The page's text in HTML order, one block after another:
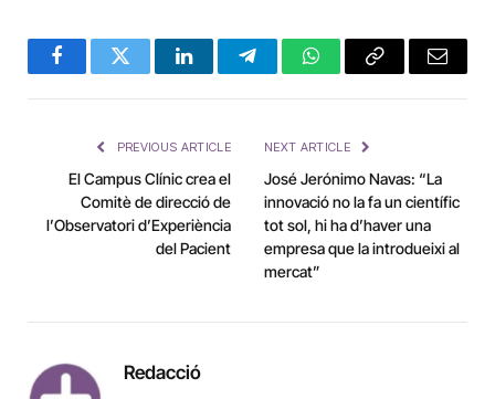
FacebookTwitter LinkedInTelegramWhatsAppCopy
Email
PREVIOUS ARTICLE
El Campus Clínic crea el
Comitè de direcció de
l’Observatori d’Experiència
del Pacient
NEXT ARTICLE
José Jerónimo Navas: “La
innovació no la fa un científic
tot sol, hi ha d’haver una
empresa que la introdueixi al
mercat”
Redacció